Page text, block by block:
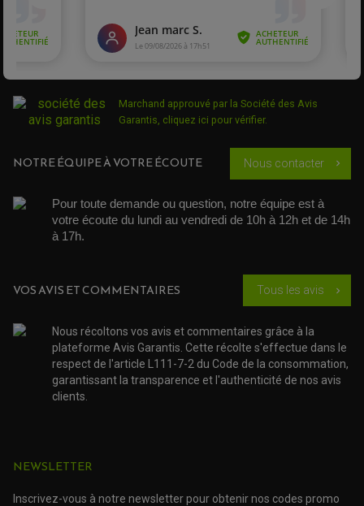
ROULEMENT MOTO
TRANSMISSION
AMORTISSEUR DE COUPLE
KIT CHAÎNE MOTO
ACCESSOIRE SCOOTER PIAGGIO
ACCESSOIRE SCOOTER SUZUKI
Marchand approuvé par la Société des Avis
Garantis, cliquez ici pour vérifier.
NOTRE ÉQUIPE À VOTRE ÉCOUTE Nous contacter chevron_right
Pour toute demande ou question, notre équipe est à
votre écoute du lundi au vendredi de 10h à 12h et de 14h
à 17h.
VOS AVIS ET COMMENTAIRES Tous les avis chevron_right
Nous récoltons vos avis et commentaires grâce à la
plateforme Avis Garantis. Cette récolte s'effectue dans le
respect de l'article L111-7-2 du Code de la consommation,
garantissant la transparence et l'authenticité de nos avis
clients.
NEWSLETTER
Inscrivez-vous à notre newsletter pour obtenir nos codes promo